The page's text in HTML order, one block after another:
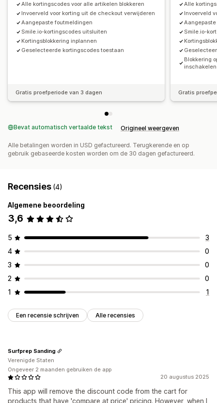
Alle kortingscodes voor alle artikelen blokkeren
Invoerveld voor korting uit de checkout verwijderen
Aangepaste foutmeldingen
Smile.io-kortingscodes uitsluiten
Kortingsblokkering inplannen
Geselecteerde kortingscodes toestaan
Gratis proefperiode van 3 dagen
Alle
Invoerveld
Smile.io-
Blokkering
inschakelen
Gratis
Bevat automatisch vertaalde tekst Origineel weergeven
Alle betalingen worden in USD gefactureerd. Terugkerende en op
gebruik gebaseerde kosten worden om de 30 dagen gefactureerd.
Recensies (4)
Algemene beoordeling
3,6
5
3
4
0
3
0
2
0
1
1
Een recensie schrijven Alle recensies
20 augustus 2025
This app will remove the discount code from the cart for
products that have 'compare at price' pricing. However, when I
Surfprep Sanding
Verenigde Staten
Ongeveer 2 maanden gebruiken de app